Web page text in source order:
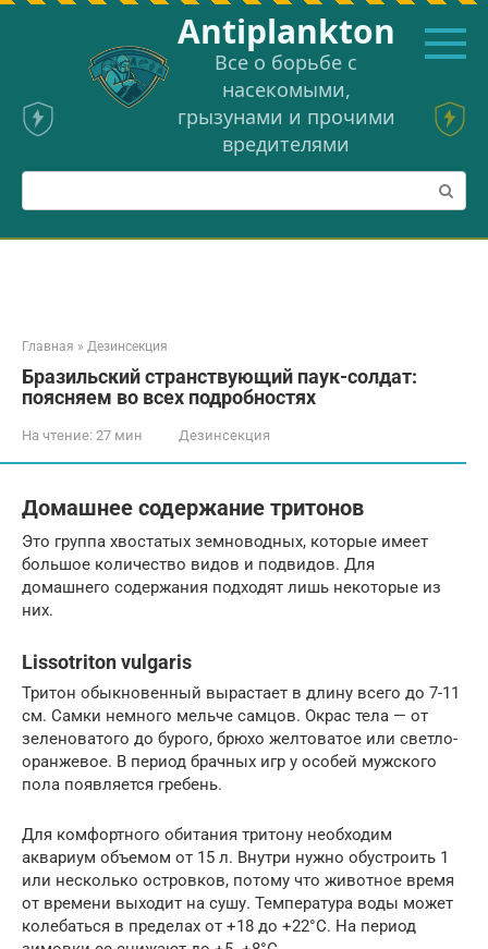
Перейти
Аntiplankton
Все о борьбе с
насекомыми,
грызунами и прочими
вредителями
Поиск:
Главная » Дезинсекция
Бразильский странствующий паук-солдат:
поясняем во всех подробностях
На чтение: 27 мин Дезинсекция
Домашнее содержание тритонов
Это группа хвостатых земноводных, которые имеет
большое количество видов и подвидов. Для
домашнего содержания подходят лишь некоторые из
них.
Lissotriton vulgaris
Тритон обыкновенный вырастает в длину всего до 7-11
см. Самки немного мельче самцов. Окрас тела — от
зеленоватого до бурого, брюхо желтоватое или светло-
оранжевое. В период брачных игр у особей мужского
пола появляется гребень.
Для комфортного обитания тритону необходим
аквариум объемом от 15 л. Внутри нужно обустроить 1
или несколько островков, потому что животное время
от времени выходит на сушу. Температура воды может
колебаться в пределах от +18 до +22°С. На период